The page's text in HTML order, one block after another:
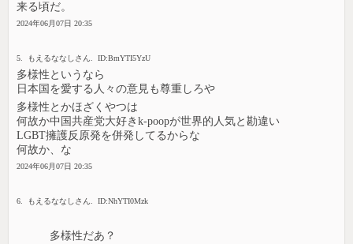
来る頃だ。
2024年06月07日 20:35
5. もえるななしさん. ID:BmYTI5YzU
多様性というなら
日本国を愛する人々の意見も尊重しろや
多様性とかほざくやつは
何故か中国共産党大好きk-poopが世界的人気と勘違い
LGBT擁護反原発を併発してるからな
何故か、な
2024年06月07日 20:35
6. もえるななしさん. ID:NhYTI0Mzk
多様性だあ？